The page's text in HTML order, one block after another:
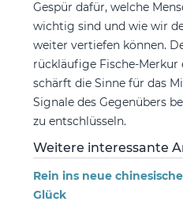
Gespür dafür, welche
wichtig sind und wie wir
weiter vertiefen können.
rückläufige Fische-Merkur
schärft die Sinne für das
Signale des Gegenübers
zu entschlüsseln.
Weitere interessante
Rein ins neue
Glück